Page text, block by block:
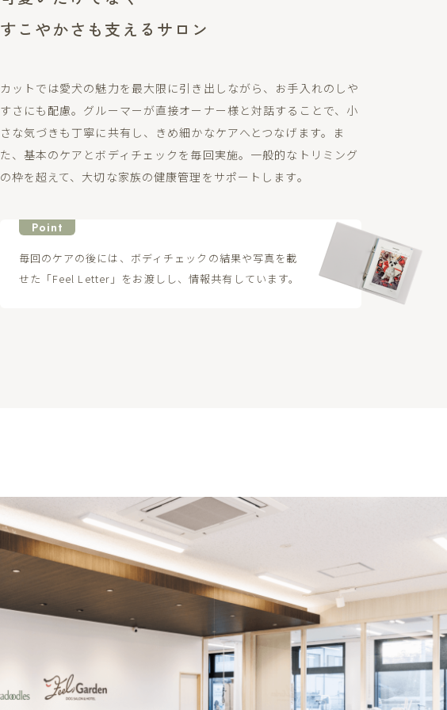
すこやかさも支えるサロン
カットでは愛犬の魅力を最大限に引き出しながら、お手入れのしや
すさにも配慮。グルーマーが直接オーナー様と対話することで、小
さな気づきも丁寧に共有し、きめ細かなケアへとつなげます。ま
た、基本のケアとボディチェックを毎回実施。一般的なトリミング
の枠を超えて、大切な家族の健康管理をサポートします。
Point
毎回のケアの後には、ボディチェックの結果や写真を載
せた「Feel Letter」をお渡しし、情報共有しています。